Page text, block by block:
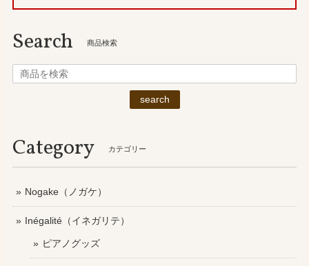
Search 商品検索
search
Category カテゴリー
Nogake（ノガケ）
Inégalité（イネガリテ）
ピアノグッズ